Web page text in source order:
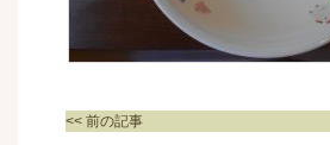
<< 前の記事